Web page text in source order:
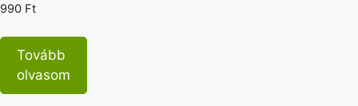
990 Ft
Tovább
olvasom